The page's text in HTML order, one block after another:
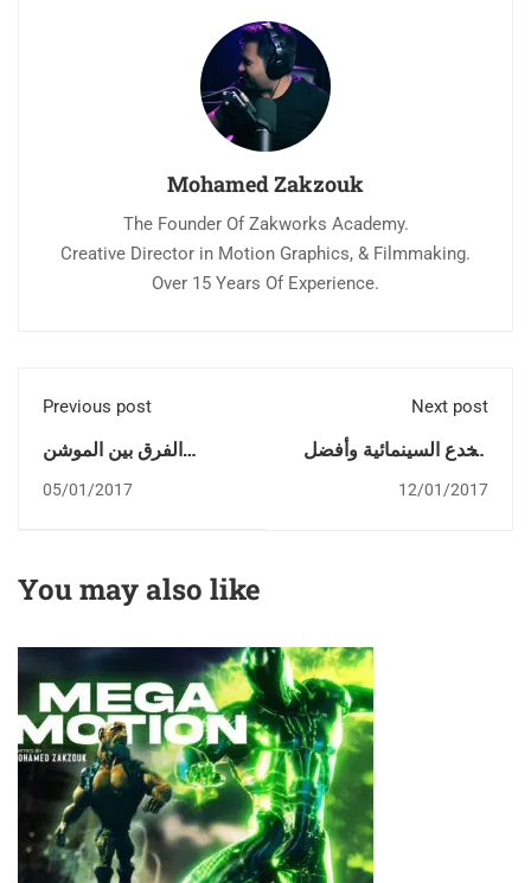
Mohamed Zakzouk
The Founder Of Zakworks Academy.
Creative Director in Motion Graphics, & Filmmaking.
Over 15 Years Of Experience.
Previous post
الفرق بين الموشن
جرافيكس والأنيميشن
05/01/2017
Next post
الخدع السينمائية وأفضل
برامج المونتاج
12/01/2017
You may also like